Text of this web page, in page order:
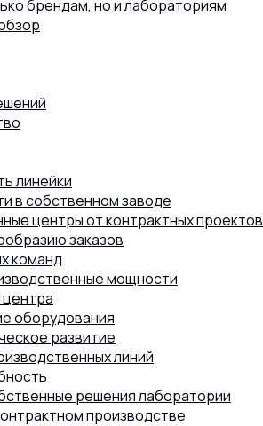
брендам, но и лабораториям
линейки
в собственном заводе
центры от контрактных проектов
заказов
команд
мощности
оборудования
развитие
линий
решения лаборатории
производстве